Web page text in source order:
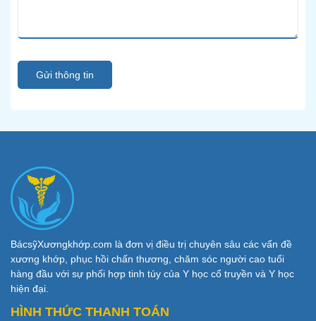
Gửi thông tin
BácsỹXươngkhớp.com là đơn vị điều trị chuyên sâu các vấn đề
xương khớp, phục hồi chấn thương, chăm sóc người cao tuổi
hàng đầu với sự phối hợp tinh túy của Y học cổ truyền và Y học
hiện đại.
HÌNH THỨC THANH TOÁN